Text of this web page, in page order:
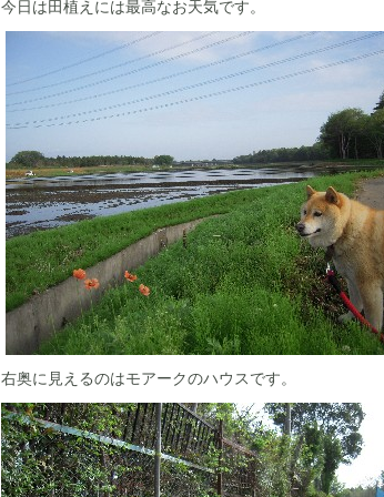
今日は田植えには最高なお天気です。
右奥に見えるのはモアークのハウスです。